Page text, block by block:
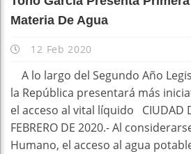
Materia De Agua
12 Feb 2020
A lo largo del Segundo Año
la República presentará más
el acceso al vital líquido CIUDAD
FEBRERO DE 2020.- Al
Humano, el acceso al agua